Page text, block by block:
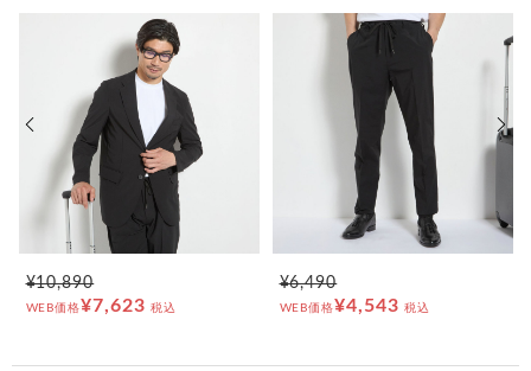
¥10,890
WEB価格¥7,623 税込
¥6,490
WEB価格¥4,543 税込
前の画像 次